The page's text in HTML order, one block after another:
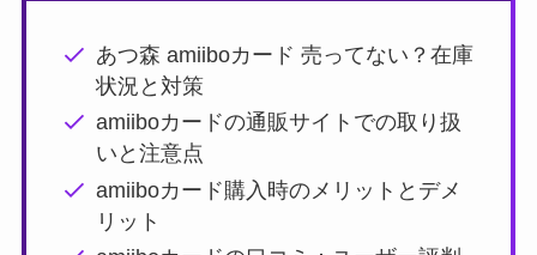
あつ森 amiiboカード 売ってない？在庫
状況と対策
amiiboカードの通販サイトでの取り扱
いと注意点
amiiboカード購入時のメリットとデメ
リット